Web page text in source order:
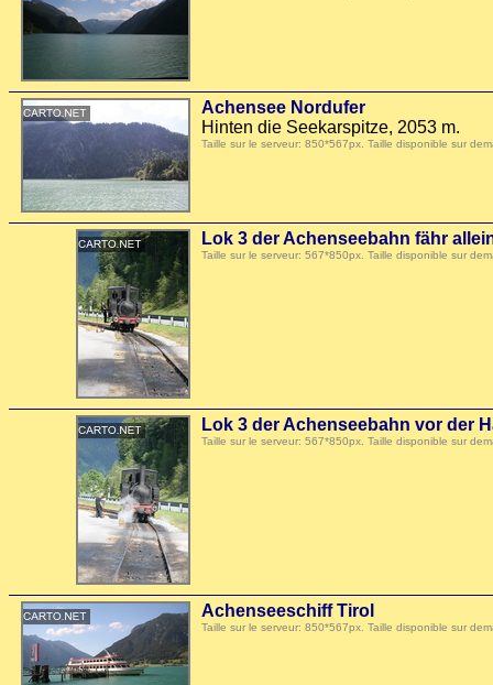
Achensee Nordufer
Hinten die Seekarspitze, 2053 m.
Taille sur le serveur: 850*567px. Taille disponible sur
Lok 3 der Achenseebahn fähr
Taille sur le serveur: 567*850px. Taille disponible sur
Lok 3 der Achenseebahn vor der
Taille sur le serveur: 567*850px. Taille disponible sur
Achenseeschiff Tirol
Taille sur le serveur: 850*567px. Taille disponible sur